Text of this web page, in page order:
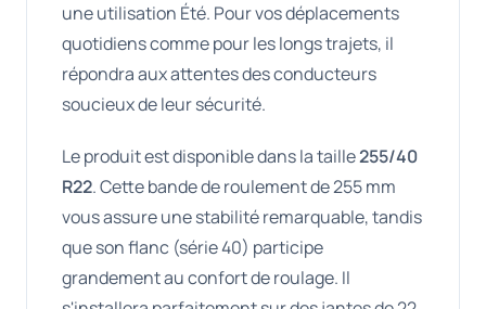
une utilisation Été. Pour vos déplacements
quotidiens comme pour les longs trajets, il
répondra aux attentes des conducteurs
soucieux de leur sécurité.
Le produit est disponible dans la taille255/40
R22. Cette bande de roulement de 255 mm
vous assure une stabilité remarquable, tandis
que son flanc (série 40) participe
grandement au confort de roulage. Il